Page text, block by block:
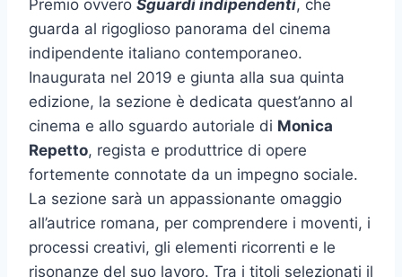
Premio ovvero Sguardi indipendenti, che
guarda al rigoglioso panorama del cinema
indipendente italiano contemporaneo.
Inaugurata nel 2019 e giunta alla sua quinta
edizione, la sezione è dedicata quest’anno al
cinema e allo sguardo autoriale di Monica
Repetto, regista e produttrice di opere
fortemente connotate da un impegno sociale.
La sezione sarà un appassionante omaggio
all’autrice romana, per comprendere i moventi, i
processi creativi, gli elementi ricorrenti e le
risonanze del suo lavoro. Tra i titoli selezionati il